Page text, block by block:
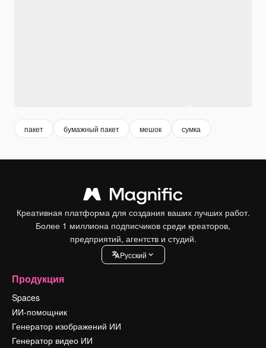
пакет бумажный пакет мешок сумка
Креативная платформа для создания ваших лучших работ.
Более 1 миллиона подписчиков среди креаторов,
предприятий, агентств и студий.
Pусский
Продукция
Spaces
ИИ-помощник
Генератор изображений ИИ
Генератор видео ИИ